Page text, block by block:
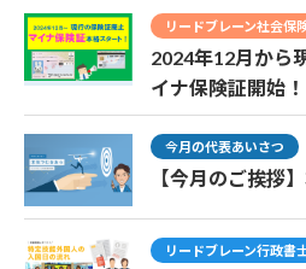
リードブレーン社会保
2024年12月から
イナ保険証開始！
今月の代表あいさつ
【今月のご挨拶
リードブレーン行政書